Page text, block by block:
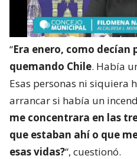
“Era enero, como decían
quemando Chile. Había
Esas personas ni siquiera
arrancar si había un
me concentrara en las
que estaban ahí o que
esas vidas?“, cuestionó.